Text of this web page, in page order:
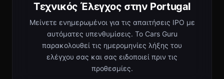
Τεχνικός Έλεγχος στην Portugal
Μείνετε ενημερωμένοι για τις απαιτήσεις IPO με
αυτόματες υπενθυμίσεις. Το Cars Guru
παρακολουθεί τις ημερομηνίες λήξης του
ελέγχου σας και σας ειδοποιεί πριν τις
προθεσμίες.